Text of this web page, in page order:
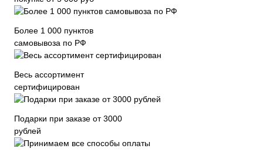
Более 1 000 пунктов
самовывоза по РФ
Весь ассортимент
сертифицирован
Подарки при заказе от 3000
рублей